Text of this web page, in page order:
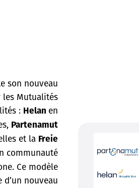
son nouveau
Mutualités
: Helan en
Partenamut
et la Freie
communauté
Ce modèle
d’un nouveau